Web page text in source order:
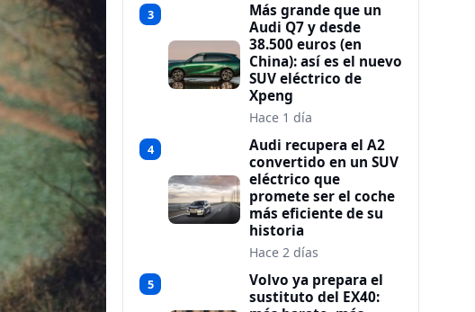
3
Más grande que un
Audi Q7 y desde
38.500 euros (en
China): así es el nuevo
SUV eléctrico de
Xpeng
Hace 1 día
4
Audi recupera el A2
convertido en un SUV
eléctrico que
promete ser el coche
más eficiente de su
historia
Hace 2 días
5
Volvo ya prepara el
sustituto del EX40: